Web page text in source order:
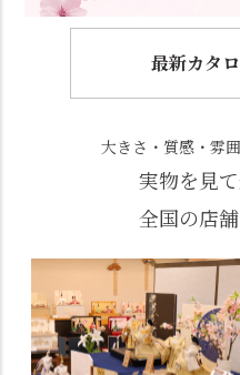
最新カタ
大きさ・質感・雰
実物を見
全国の店